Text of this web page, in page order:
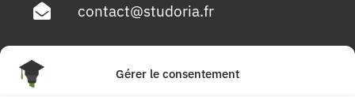
Gérer le consentement
contact@studoria.fr
4 Rue Georges Pompidou